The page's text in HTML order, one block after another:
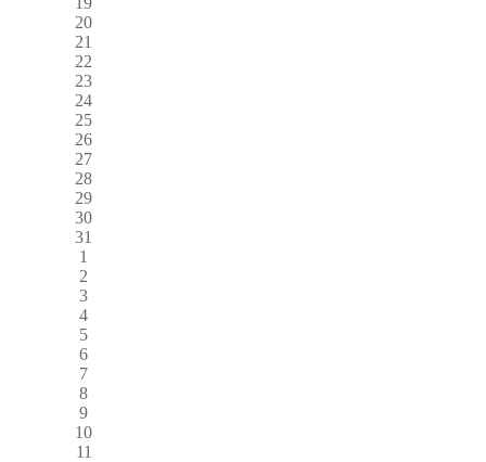
20
21
22
23
24
25
26
27
28
29
30
31
1
2
3
4
5
6
7
8
9
10
11